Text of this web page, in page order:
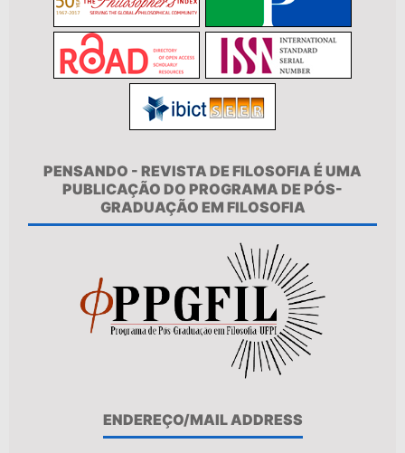
PENSANDO - REVISTA DE FILOSOFIA É UMA
PUBLICAÇÃO DO PROGRAMA DE PÓS-
GRADUAÇÃO EM FILOSOFIA
ENDEREÇO/MAIL ADDRESS